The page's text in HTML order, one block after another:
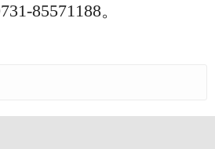
85571188。